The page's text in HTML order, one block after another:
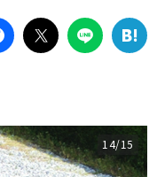
14/15